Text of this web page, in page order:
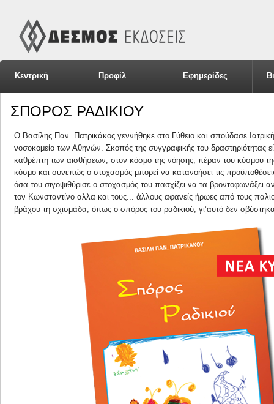
Κεντρική Προφίλ Εφημερίδες
ΣΠΟΡΟΣ ΡΑΔΙΚΙΟΥ
Ο Βασίλης Παν. Πατρικάκος γεννήθηκε στο Γύθειο και σπούδασε
νοσοκομείο των Αθηνών. Σκοπός της συγγραφικής του δραστηριότητας
καθρέπτη των αισθήσεων, στον κόσμο της νόησης, πέραν του κόσμου
κόσμο και συνεπώς ο στοχασμός μπορεί να κατανοήσει τις
όσα του σιγοψιθύρισε ο στοχασμός του πασχίζει να τα βροντοφωνάξει
τον Κωνσταντίνο αλλα και τους... άλλους αφανείς ήρωες από τους
βράχου τη σχισμάδα, όπως ο σπόρος του ραδικιού, γι’αυτό δεν